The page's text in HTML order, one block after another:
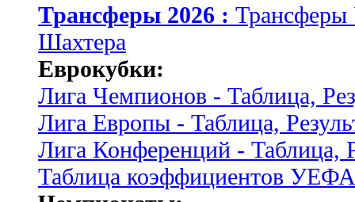
Трансферы 2026 :
Шахтера
Еврокубки:
Лига Чемпионов - Таблица,
Лига Европы - Таблица,
Лига Конференций - Таблица,
Таблица коэффициентов УЕФА